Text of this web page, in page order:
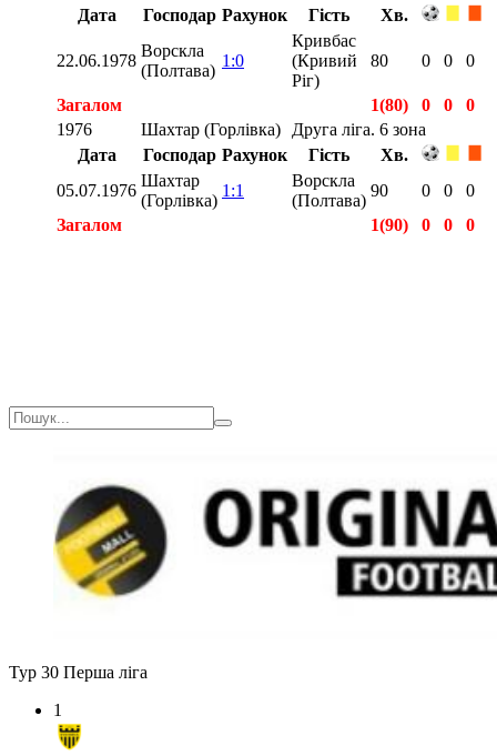
Дата
Господар Рахунок Гість Хв.
22.06.1978
Ворскла
(Полтава)
1:0
Кривбас
(Кривий
Ріг)
80 0 0 0
Загалом 1(80) 0 0
0
1976
Шахтар (Горлівка)
Друга ліга. 6 зона
Дата
Господар Рахунок Гість
Хв.
05.07.1976
Шахтар
(Горлівка)
1:1
Ворскла
(Полтава)
90 0 0
0
Загалом
1(90) 0 0
0
Тур 30 Перша ліга
1